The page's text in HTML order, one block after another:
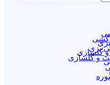
ارتباط باشید.
و گلسازی
کشی
پزی
و گلسازی